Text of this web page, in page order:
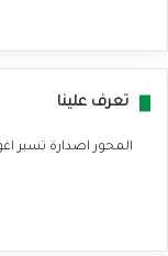
تعرف علينا
المحور اصدارة تسبر